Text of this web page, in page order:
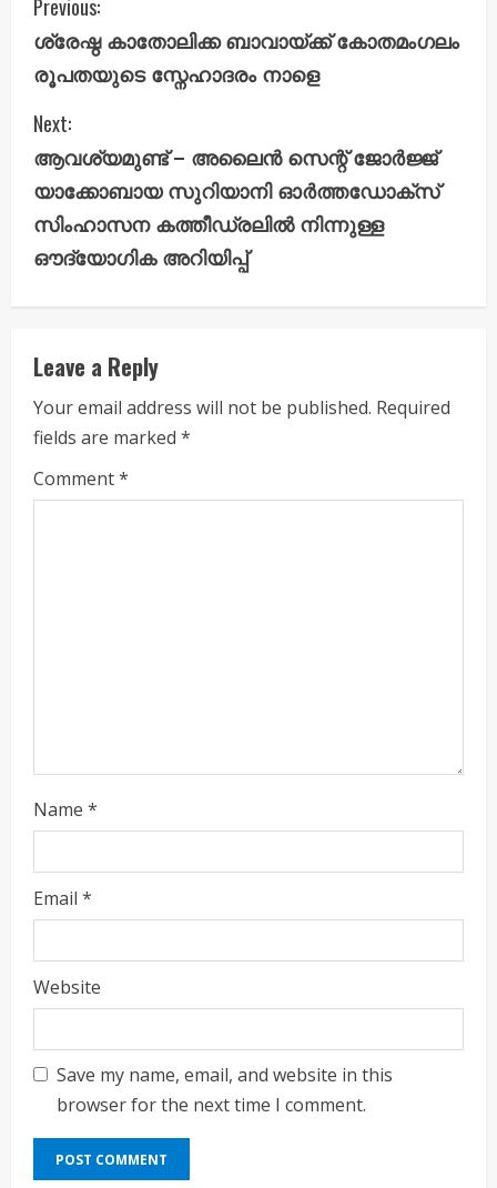
C
o
n
t
i
n
R
e
a
Previous:
ശ്രേഷ്ഠ കാതോലിക്ക ബാവായ്ക്ക് കോതമംഗലം
രൂപതയുടെ സ്നേഹാദരം നാളെ
Next:
ആവശ്യമുണ്ട് – അലൈൻ സെന്റ് ജോർജ്ജ്
യാക്കോബായ സുറിയാനി ഓർത്തഡോക്‌സ്
സിംഹാസന കത്തീഡ്രലിൽ നിന്നുള്ള
ഔദ്യോഗിക അറിയിപ്പ്
Leave a Reply
Your email address will not be published. Required
fields are marked *
Comment*
Name *
Email *
Website
Save my name, email, and website in this
browser for the next time I comment.